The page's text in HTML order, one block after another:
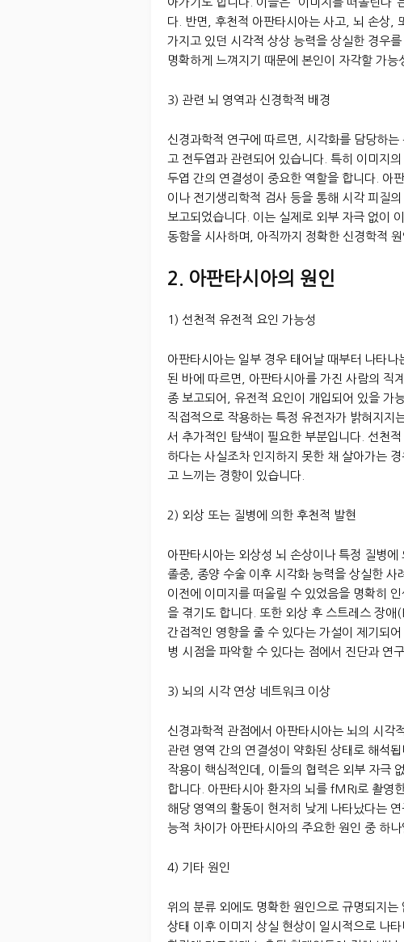
다. 반면, 후천적 아판타시아는 사고, 뇌 손상,
가지고 있던 시각적 상상 능력을 상실한 경우
명확하게 느껴지기 때문에 본인이 자각할 가능
3) 관련 뇌 영역과 신경학적 배경
신경과학적 연구에 따르면, 시각화를 담당하
고 전두엽과 관련되어 있습니다. 특히 이미지
두엽 간의 연결성이 중요한 역할을 합니다. 아
이나 전기생리학적 검사 등을 통해 시각 피질
보고되었습니다. 이는 실제로 외부 자극 없이
동함을 시사하며, 아직까지 정확한 신경학적
2. 아판타시아의 원인
1) 선천적 유전적 요인 가능성
아판타시아는 일부 경우 태어날 때부터 나타
된 바에 따르면, 아판타시아를 가진 사람의 직
종 보고되어, 유전적 요인이 개입되어 있을 가
직접적으로 작용하는 특정 유전자가 밝혀지지
서 추가적인 탐색이 필요한 부분입니다. 선천
하다는 사실조차 인지하지 못한 채 살아가는
고 느끼는 경향이 있습니다.
2) 외상 또는 질병에 의한 후천적 발현
아판타시아는 외상성 뇌 손상이나 특정 질병
졸중, 종양 수술 이후 시각화 능력을 상실한 사
이전에 이미지를 떠올릴 수 있었음을 명확히
을 겪기도 합니다. 또한 외상 후 스트레스 장애
간접적인 영향을 줄 수 있다는 가설이 제기되
병 시점을 파악할 수 있다는 점에서 진단과 연
3) 뇌의 시각 연상 네트워크 이상
신경과학적 관점에서 아판타시아는 뇌의 시각
관련 영역 간의 연결성이 약화된 상태로 해석
작용이 핵심적인데, 이들의 협력은 외부 자극
합니다. 아판타시아 환자의 뇌를 fMRI로 촬영
해당 영역의 활동이 현저히 낮게 나타났다는
능적 차이가 아판타시아의 주요한 원인 중 하나
4) 기타 원인
위의 분류 외에도 명확한 원인으로 규명되지
상태 이후 이미지 상실 현상이 일시적으로 나